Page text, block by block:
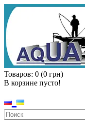
Товаров: 0 (0 грн)
В корзине пусто!